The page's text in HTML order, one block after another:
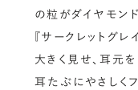
の粒がダイヤモン
『サークレットグレ
大きく見せ、耳元
耳たぶにやさしく